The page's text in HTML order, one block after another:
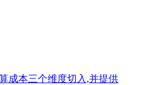
成本三个维度切入,并提供